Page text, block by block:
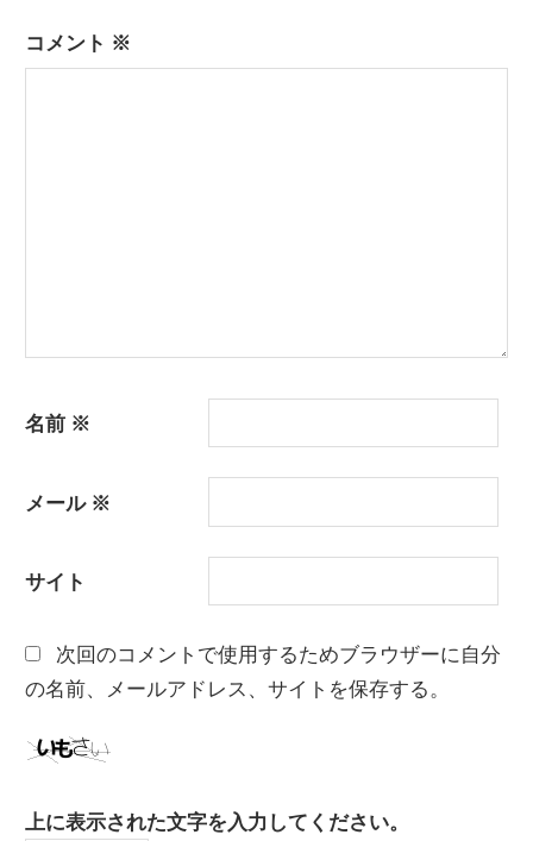
コメント ※
名前 ※
メール ※
サイト
次回のコメントで使用するためブラウザーに自分
の名前、メールアドレス、サイトを保存する。
上に表示された文字を入力してください。